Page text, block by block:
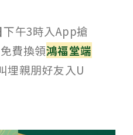
下午3時入App搶
費換領鴻福堂端
埋親朋好友入U